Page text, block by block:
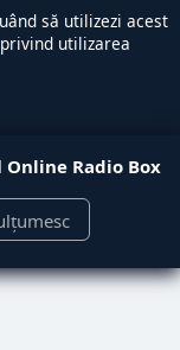
să utilizezi acest
utilizarea
Online Radio Box